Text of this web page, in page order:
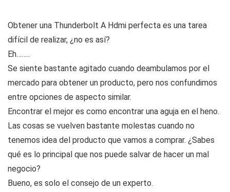
Obtener una Thunderbolt A Hdmi perfecta es una tarea
difícil de realizar, ¿no es así?
Eh……..
Se siente bastante agitado cuando deambulamos por el
mercado para obtener un producto, pero nos confundimos
entre opciones de aspecto similar.
Encontrar el mejor es como encontrar una aguja en el heno.
Las cosas se vuelven bastante molestas cuando no
tenemos idea del producto que vamos a comprar. ¿Sabes
qué es lo principal que nos puede salvar de hacer un mal
negocio?
Bueno, es solo el consejo de un experto.